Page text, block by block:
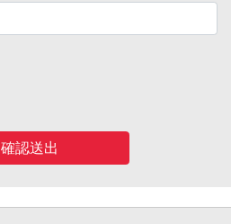
確認送出